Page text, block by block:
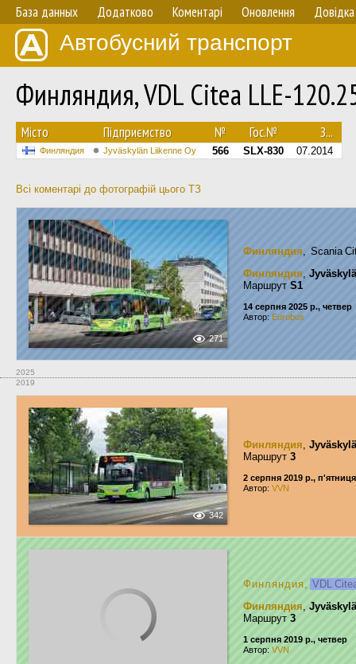
База данных Додатково Коментарі Оновлення Довідка
Автобусний транспорт
Финляндия, VDL Citea LLE-
Мiсто Підприємство № Гос.№ З...
Финляндия Jyväskylän Liikenne Oy 566 SLX-830 07.2014
Всі коментарі до фотографій цього ТЗ
271
Финляндия, Scania
Финляндия, Jyväskylä
Маршрут S1
14 серпня 2025 р., четвер
Автор: Eurobus
2025
2019
342
Финляндия, Jyväskylä
Маршрут 3
2 серпня 2019 р., п'ятниця
Автор: VVN
Финляндия, VDL
Финляндия, Jyväskylä
Маршрут 3
1 серпня 2019 р., четвер
Автор: VVN